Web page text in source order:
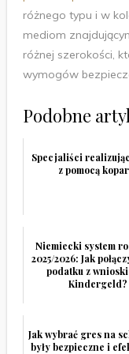
różnego typu i w
mediom
różnej szerokości,
wymogów
Podobne
Specjaliści
z pomocą
Niemiecki system
2025/2026: Jak
podatku z
Kindergeld?
Jak wybrać gres na
były bezpieczne i